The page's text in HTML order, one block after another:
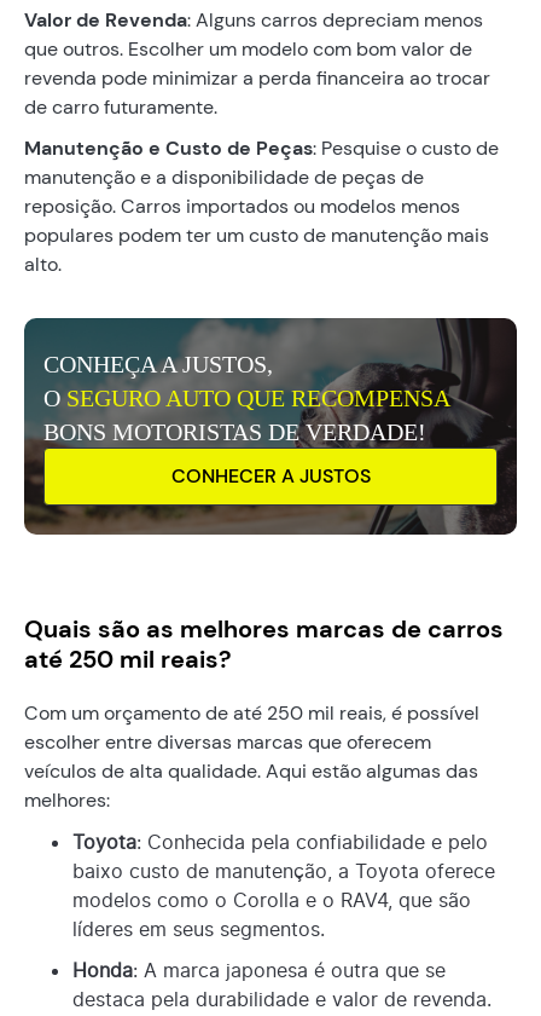
Valor de Revenda: Alguns carros depreciam menos
que outros. Escolher um modelo com bom valor de
revenda pode minimizar a perda financeira ao trocar
de carro futuramente.
Manutenção e Custo de Peças: Pesquise o custo de
manutenção e a disponibilidade de peças de
reposição. Carros importados ou modelos menos
populares podem ter um custo de manutenção mais
alto.
CONHEÇA A JUSTOS,
OSEGURO AUTO QUE RECOMPENSA
BONS MOTORISTAS DE VERDADE!
CONHECER A JUSTOS
Quais são as melhores marcas de carros
até 250 mil reais?
Com um orçamento de até 250 mil reais, é possível
escolher entre diversas marcas que oferecem
veículos de alta qualidade. Aqui estão algumas das
melhores:
Toyota: Conhecida pela confiabilidade e pelo
baixo custo de manutenção, a Toyota oferece
modelos como o Corolla e o RAV4, que são
líderes em seus segmentos.
Honda: A marca japonesa é outra que se
destaca pela durabilidade e valor de revenda.